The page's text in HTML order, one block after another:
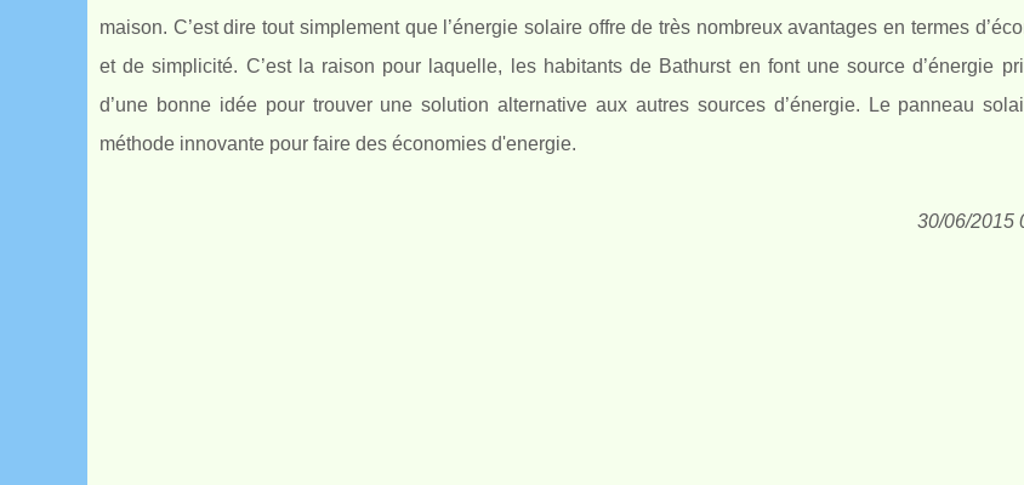
maison. C’est dire tout simplement que l’énergie solaire offre de très nombreux avantages en termes
et de simplicité. C’est la raison pour laquelle, les habitants de Bathurst en font une source d’énergie
d’une bonne idée pour trouver une solution alternative aux autres sources d’énergie. Le panneau
méthode innovante pour faire des économies d'energie.
30/06/2015